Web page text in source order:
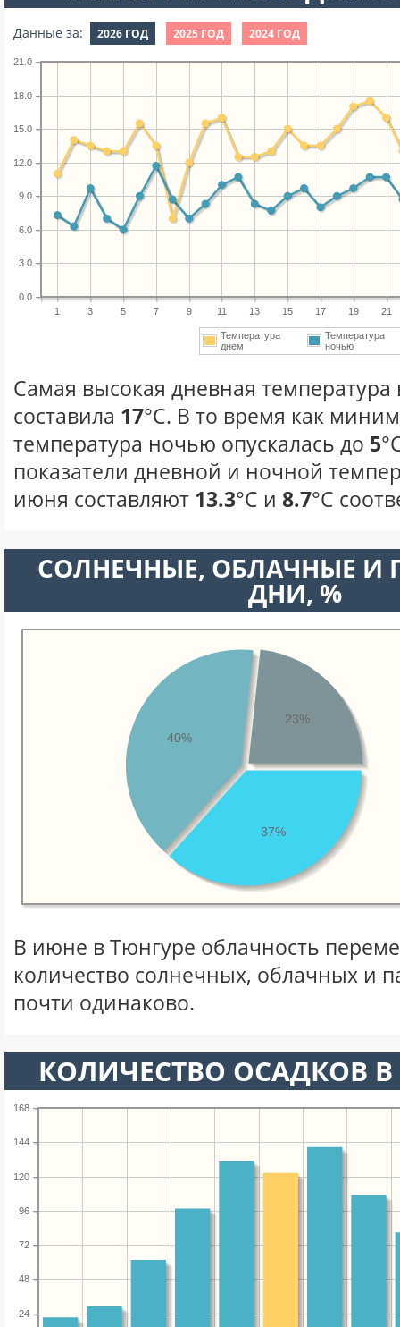
Данные за: 2026 ГОД 2025 ГОД 2024 ГОД
1 3 5 7 9 11 13 15 17 19 21
0.0
3.0
6.0
9.0
12.0
15.0
18.0
21.0
Температура
днем
Температура
ночью
Самая высокая дневная
составила 17°С. В то время как
температура ночью опускалась до 5
показатели дневной и ночной
июня составляют 13.3°С и 8.7°С
CОЛНЕЧНЫЕ, ОБЛАЧНЫЕ И
ДНИ, %
37%
40%
23%
В июне в Тюнгуре облачность
количество солнечных, облачных и
почти одинаково.
КОЛИЧЕСТВО ОСАДКОВ
24
48
72
96
120
144
168